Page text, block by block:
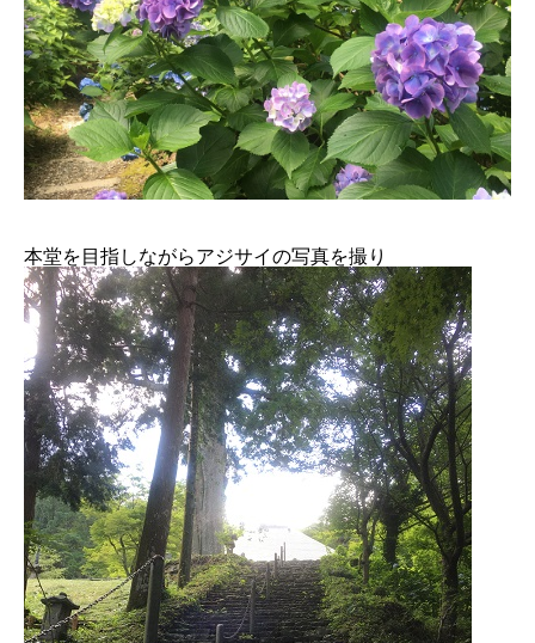
本堂を目指しながらアジサイの写真を撮り